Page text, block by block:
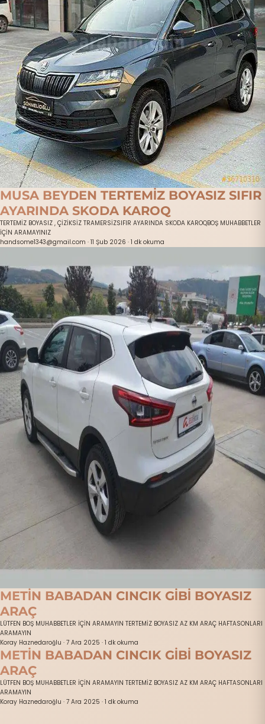
MUSA BEYDEN TERTEMİZ BOYASIZ SIFIR
AYARINDA SKODA KAROQ
TERTEMİZ BOYASIZ , ÇİZİKSİZ TRAMERSİZSIFIR AYARINDA SKODA KAROQBOŞ MUHABBETLER
İÇİN ARAMAYINIZ
handsome1343@gmail.com · 11 Şub 2026 · 1 dk okuma
METİN BABADAN CINCIK GİBİ BOYASIZ
ARAÇ
LÜTFEN BOŞ MUHABBETLER İÇİN ARAMAYIN TERTEMİZ BOYASIZ AZ KM ARAÇ HAFTASONLARI
ARAMAYIN
Koray Haznedaroğlu · 7 Ara 2025 · 1 dk okuma
METİN BABADAN CINCIK GİBİ BOYASIZ
ARAÇ
LÜTFEN BOŞ MUHABBETLER İÇİN ARAMAYIN TERTEMİZ BOYASIZ AZ KM ARAÇ HAFTASONLARI
ARAMAYIN
Koray Haznedaroğlu · 7 Ara 2025 · 1 dk okuma